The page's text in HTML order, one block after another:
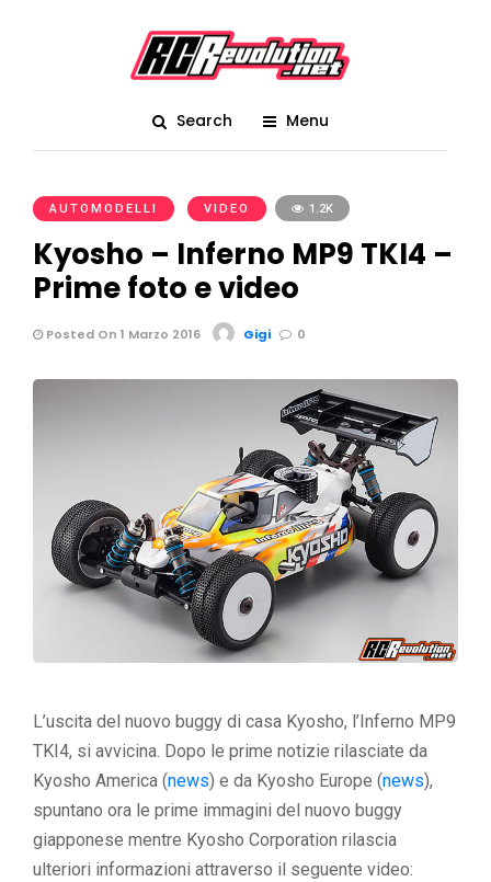
Search Menu
AUTOMODELLI VIDEO 1.2K
Kyosho – Inferno MP9 TKI4 –
Prime foto e video
Posted On 1 Marzo 2016 Gigi 0
L’uscita del nuovo buggy di casa Kyosho, l’Inferno MP9
TKI4, si avvicina. Dopo le prime notizie rilasciate da
Kyosho America (news) e da Kyosho Europe (news),
spuntano ora le prime immagini del nuovo buggy
giapponese mentre Kyosho Corporation rilascia
ulteriori informazioni attraverso il seguente video: